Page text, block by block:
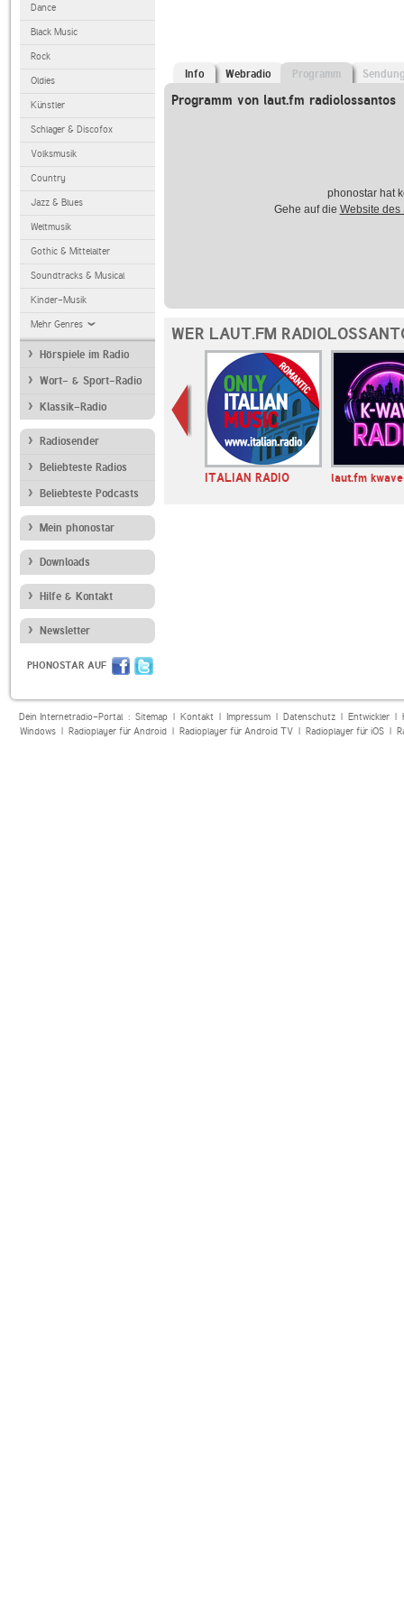
Dance
Black Music
Rock
Oldies
Künstler
Schlager & Discofox
Volksmusik
Country
Jazz & Blues
Weltmusik
Gothic & Mittelalter
Soundtracks & Musical
Kinder-Musik
Mehr Genres
Hörspiele im Radio
Wort- & Sport-Radio
Klassik-Radio
Radiosender
Beliebteste Radios
Beliebteste Podcasts
Mein phonostar
Downloads
Hilfe & Kontakt
Newsletter
PHONOSTAR AUF
Info Webradio Programm
Programm von laut.fm radiolossantos
phonostar hat
Gehe auf die Website des
WER LAUT.FM
Wies…
Radio Germany Bav…
ITALIAN RADIO laut.fm
Dein Internetradio-Portal : Sitemap| Kontakt| Impressum| Datenschutz| Entwickler|
Windows| Radioplayer für Android| Radioplayer für Android TV| Radioplayer für iOS|